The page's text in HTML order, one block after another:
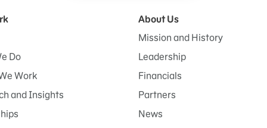
Do
Work
and Insights
About Us
Mission and History
Leadership
Financials
Partners
News